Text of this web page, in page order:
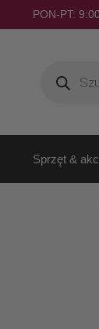
PON-PT:
Sprzęt &